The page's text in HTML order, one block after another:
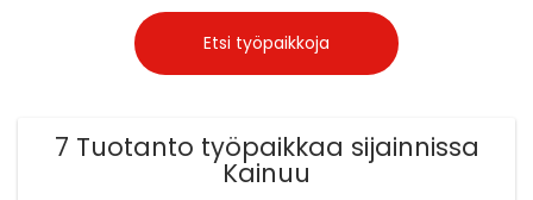
7 Tuotanto työpaikkaa sijainnissa
Kainuu